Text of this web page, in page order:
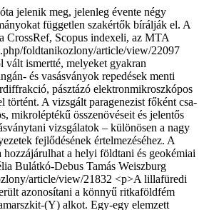
jelenik meg, jelenleg évente négy
független szakértők bírálják el. A
Scopus indexeli, az MTA
foldtanikozlony/article/view/22097
vált ismertté, melyeket gyakran
és vasásványok repedések menti
pásztázó elekt­ron­mikroszkópos
történt. A vizsgált paragenezist főként csa­
mikroléptékű összenövéseit és jelentős
vizsgálatok – különösen a nagy
fejlő­désének értelmezéséhez. A
a helyi földtani és geokémiai
Bulátkó-Debus Tamás Weiszburg
article/view/21832 <p>A lillafüredi
azonosítani a könnyű ritkaföldfém
(Y) alkot. Egy-egy elemzett